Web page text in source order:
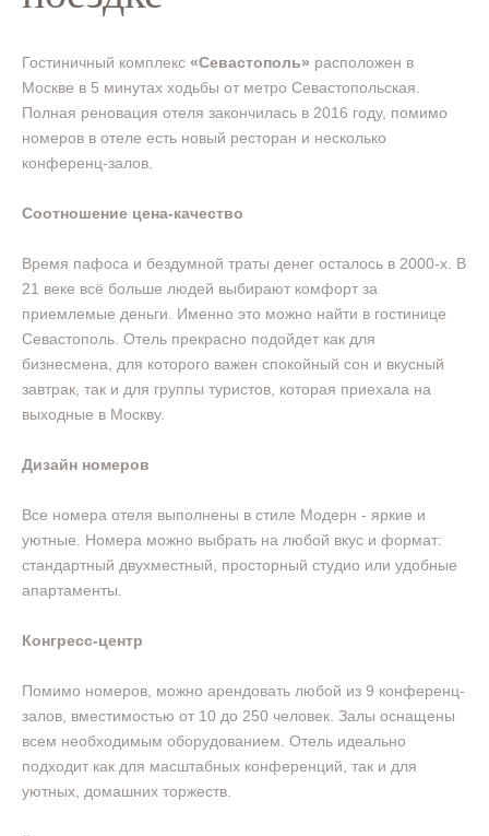
Гостиничный комплекс «Севастополь» расположен в
Москве в 5 минутах ходьбы от метро Севастопольская.
Полная реновация отеля закончилась в 2016 году, помимо
номеров в отеле есть новый ресторан и несколько
конференц-залов.
Соотношение цена-качество
Время пафоса и бездумной траты денег осталось в 2000-х. В
21 веке всё больше людей выбирают комфорт за
приемлемые деньги. Именно это можно найти в гостинице
Севастополь. Отель прекрасно подойдет как для
бизнесмена, для которого важен спокойный сон и вкусный
завтрак, так и для группы туристов, которая приехала на
выходные в Москву.
Дизайн номеров
Все номера отеля выполнены в стиле Модерн - яркие и
уютные. Номера можно выбрать на любой вкус и формат:
стандартный двухместный, просторный студио или удобные
апартаменты.
Конгресс-центр
Помимо номеров, можно арендовать любой из 9 конференц-
залов, вместимостью от 10 до 250 человек. Залы оснащены
всем необходимым оборудованием. Отель идеально
подходит как для масштабных конференций, так и для
уютных, домашних торжеств.